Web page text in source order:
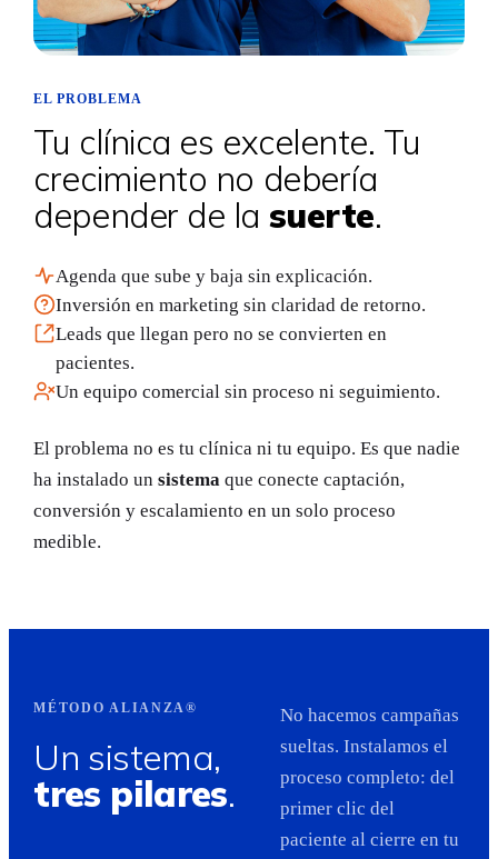
EL PROBLEMA
Tu clínica es excelente. Tu
crecimiento no debería
depender de la suerte.
Agenda que sube y baja sin explicación.
Inversión en marketing sin claridad de retorno.
Leads que llegan pero no se convierten en
pacientes.
Un equipo comercial sin proceso ni seguimiento.
El problema no es tu clínica ni tu equipo. Es que nadie
ha instalado un sistema que conecte captación,
conversión y escalamiento en un solo proceso
medible.
MÉTODO ALIANZA®
Un sistema,
tres pilares.
No hacemos campañas
sueltas. Instalamos el
proceso completo: del
primer clic del
paciente al cierre en tu